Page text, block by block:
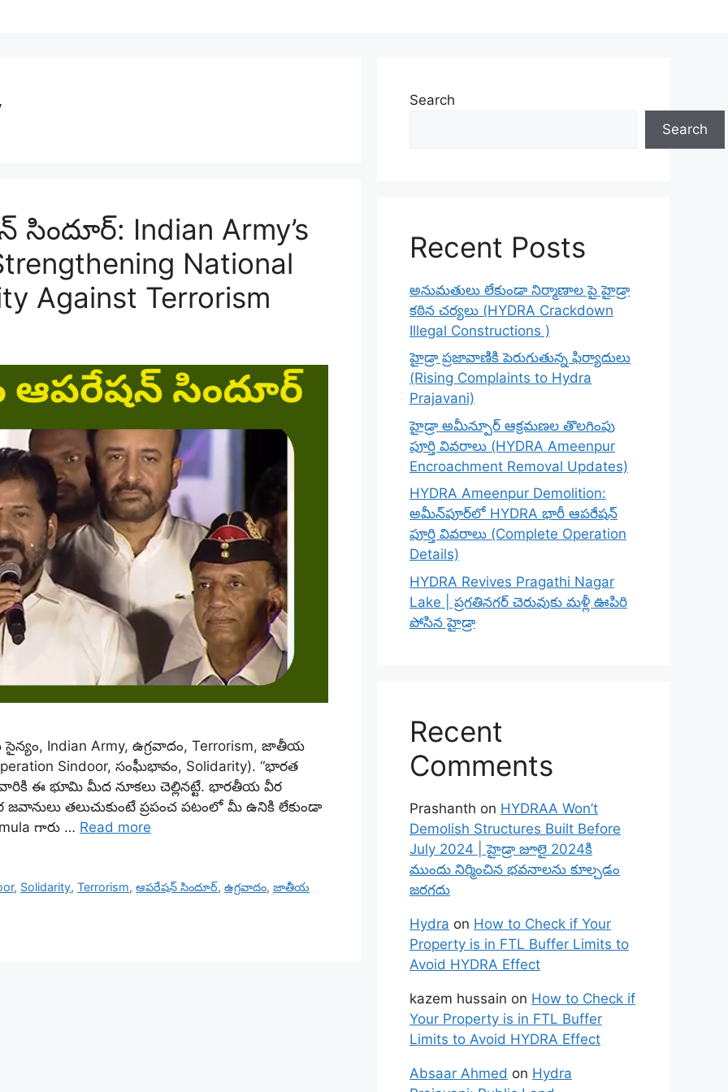
Indian Army’s
National
Against Terrorism
Indian Army, ఉగ్రవాదం, Terrorism, జాతీయ
Sindoor, సంఘీభావం, Solidarity). “భారత
ఈ భూమి మీద నూకలు చెల్లినట్టే. భారతీయ వీర
జవానులు తలుచుకుంటే ప్రపంచ పటంలో మీ ఉనికి లేకుండా
గారు … Read more
, Solidarity,Terrorism,ఆపరేషన్ సిందూర్,ఉగ్రవాదం,జాతీయ
Search
Search
Recent Posts
అనుమతులు లేకుండా నిర్మాణాల పై హైడ్రా
కఠిన చర్యలు (HYDRA Crackdown
Illegal Constructions )
హైడ్రా ప్రజావాణికి పెరుగుతున్న ఫిర్యాదులు
(Rising Complaints to Hydra
Prajavani)
హైడ్రా అమీన్పూర్ ఆక్రమణల తొలగింపు
పూర్తి వివరాలు (HYDRA Ameenpur
Encroachment Removal Updates)
HYDRA Ameenpur Demolition:
అమీన్‌పూర్‌లో HYDRA భారీ ఆపరేషన్
పూర్తి వివరాలు (Complete Operation
Details)
HYDRA Revives Pragathi Nagar
Lake | ప్రగతినగర్ చెరువుకు మళ్లీ ఊపిరి
పోసిన హైడ్రా
Recent
Comments
Prashanth on HYDRAA Won’t
Demolish Structures Built Before
July 2024 | హైడ్రా జూలై 2024కి
ముందు నిర్మించిన భవనాలను కూల్చడం
జరగదు
Hydra on How to Check if Your
Property is in FTL Buffer Limits to
Avoid HYDRA Effect
kazem hussain on How to Check if
Your Property is in FTL Buffer
Limits to Avoid HYDRA Effect
Absaar Ahmed on Hydra